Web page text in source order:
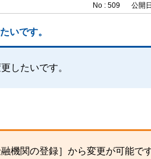
No : 509 公開
いです。
したいです。
機関の登録］から変更が可能です